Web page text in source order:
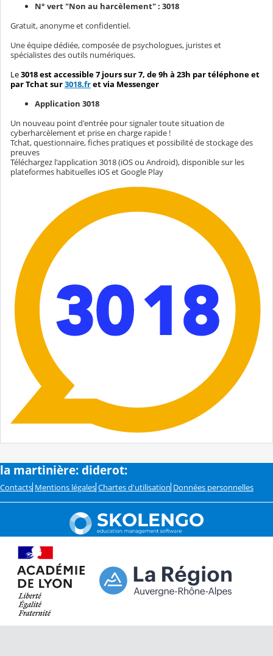
N° vert "Non au harcèlement" : 3018
Gratuit, anonyme et confidentiel.
Une équipe dédiée, composée de psychologues, juristes et
spécialistes des outils numériques.
Le3018 est accessible 7 jours sur 7, de 9h à 23h par téléphone et
par Tchat sur3018.fret via Messenger
Application 3018
Un nouveau point d'entrée pour signaler toute situation de
cyberharcèlement et prise en charge rapide !
Tchat, questionnaire, fiches pratiques et possibilité de stockage des
preuves
Téléchargez l'application 3018 (iOS ou Android), disponible sur les
plateformes habituelles iOS et Google Play
la martinière: diderot:
Contacts Mentions légales Chartes d'utilisation Données personnelles